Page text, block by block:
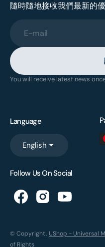
隨時隨地接收我們最新的
E-mail
You will receive latest news
Language
English
Follow Us On Social
© Copyright, UShop - Universal
of Rights